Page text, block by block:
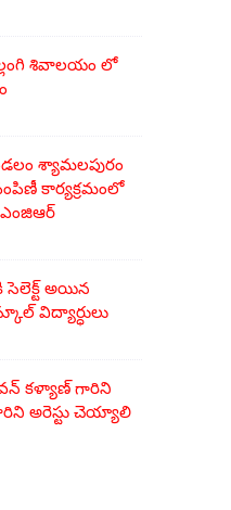
శివాలయం లో
శ్యామలపురం
కార్యక్రమంలో
సెలెక్ట్ అయిన
విద్యార్ధులు
కళ్యాణ్ గారిని
అరెస్టు చెయ్యాలి